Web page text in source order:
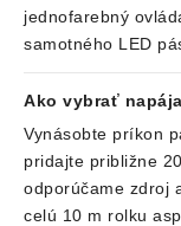
jednofarebný
samotného LED
Ako vybrať
Vynásobte príkon
pridajte približne
odporúčame zdroj
celú 10 m rolku